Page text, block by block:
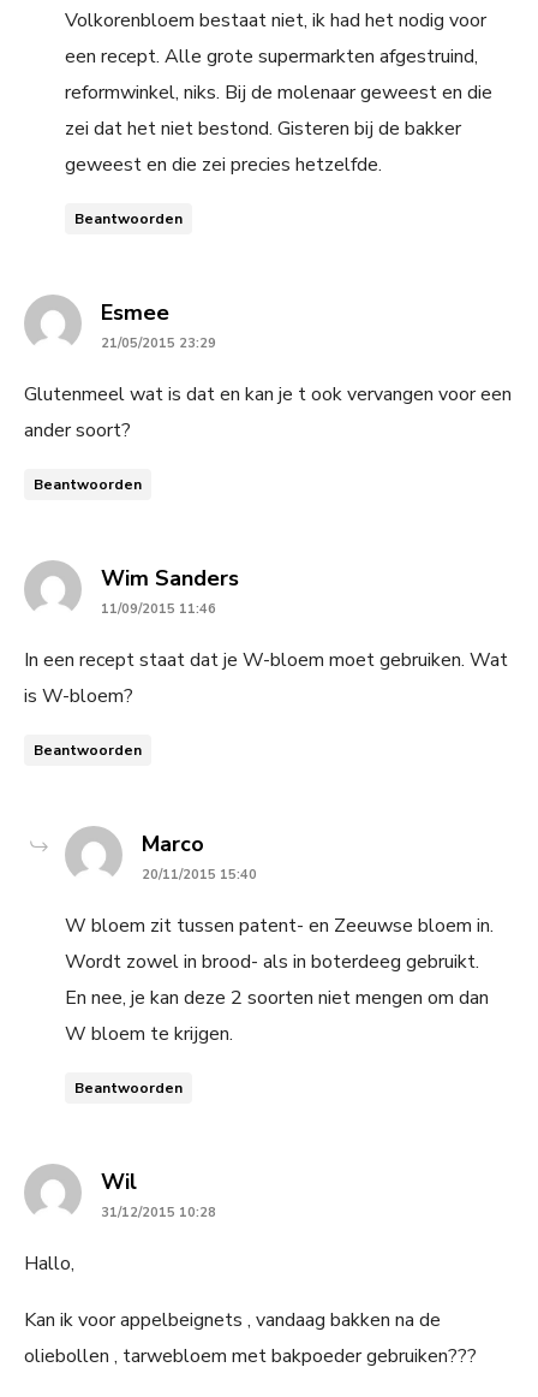
Volkorenbloem bestaat niet, ik had het nodig voor
een recept. Alle grote supermarkten afgestruind,
reformwinkel, niks. Bij de molenaar geweest en die
zei dat het niet bestond. Gisteren bij de bakker
geweest en die zei precies hetzelfde.
Beantwoorden
Esmeesays:
21/05/2015 23:29
Glutenmeel wat is dat en kan je t ook vervangen voor een
ander soort?
Beantwoorden
Wim Sanderssays:
11/09/2015 11:46
In een recept staat dat je W-bloem moet gebruiken. Wat
is W-bloem?
Beantwoorden
Marco
20/11/2015 15:40
W bloem zit tussen patent- en Zeeuwse bloem in.
Wordt zowel in brood- als in boterdeeg gebruikt.
En nee, je kan deze 2 soorten niet mengen om dan
W bloem te krijgen.
Beantwoorden
Wilsays:
31/12/2015 10:28
Hallo,
Kan ik voor appelbeignets , vandaag bakken na de
oliebollen , tarwebloem met bakpoeder gebruiken???